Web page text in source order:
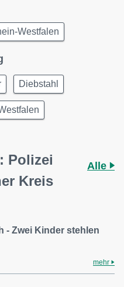
Westfalen
Diebstahl
Polizei
Kreis
Alle
- Zwei Kinder stehlen
mehr